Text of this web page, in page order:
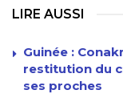
LIRE AUSSI
Guinée :
restitution du
ses proches